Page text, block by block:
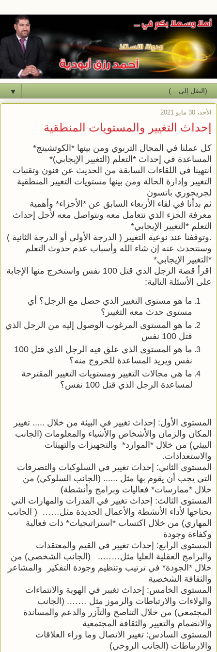
▼
الأحد، 30 مايو 2021
إحداث التغيير والمستويات المنطقية
كل عملنا في المجال التربوي ومن بينها *الكوتشينج*
المساعدة في إحداث *التعلم (التغيير الإيجابي)*
انتهينا في اللقاءات السابقة من الحديث عن فنون وتقنيات
التغيير وإدارة الحالة ومن بينها مستويات التغيير المنطقية
لجريجوري باتسون
ثم بدأنا في لقاء الأربعاء السابق عن *الأجزاء* وأهمية
معرفة الجزء الذي نتعامل معه ونتواصل معه لأجل إحداث
التعلم *التغيير الإيجابي*
.وتوقفنا عند نوعية التغيير ( الدرجة الأولى أو الدرجة الثانية )
وسنتحدث عنه إن شاء الله وأسباب عدم حدوث التعلم
*التغيير الإيجابي*
اقرأ قصة الرجل الذي قتل 100 نفس واستخرج منها الإجابة
على الأسئلة التالية:
ما هو مستوى التغيير الذي حصل مع الرجل؟ أي
مستوى حدث معه التغيير؟
ما هو المستوى المرغوب الوصول إليه من الرجل الذي
قتل 100 نفس
ما هو المستوى الذي علق فيه الرجل الذي قتل 100
نفس ويريد المساعدة للخروج منه؟
ما هي مجالات التغيير ومستويات التغيير المقترحة
لمساعدة الرجل الذي قتل 100 نفس؟
المستوى الأول: إحداث تغيير في البيئة من خلال ..... تغيير
المكان والزمان والأشخاص والأشياء والمعلومات (الجانب
البيئي) من خلال *الموارد* والتجهيزات والتهيئات
والاستعدادات.
المستوى الثاني: إحداث تغيير في السلوكيات والتصرفات
التي يجب أن يقوم بها مثل ...... (الجانب السلوكي) من
خلال *ممارسات* فعاليات وبرامج وأنشطة)
المستوى الثالث: إحداث تغيير في القدرات والمهارات التي
يحتاجها لأداء الأنشطة والأعمال الجديدة مثل…… ( الجانب
المهاري) من خلال اكتساب *استراتيجيات* ذات فعالية
وكفاءة وجودة
المستوى الرابع: إحداث تغيير في القيم والمعتقدات
والبرامج العقلية العليا مثل…….. (الجانب الشخصي) من
خلال *الجودة* في ترتيب وتنظيم وجودة التفكير والمشاعر
والثقافة الشخصية
المستوى الخامس: إحداث تغيير في الهوية والانتماءات
والولاءات والارتباطات والرموز مثل ……. (الجانب
المجتمعي) من خلال التناصح والتآزر والدعم والمساندة
والانضمام والتغيير والثقافة المجتمعية
المستوى السادس: تغيير الاتصال وما وراء العلاقات
والارتباطات (الجانب الروحي)